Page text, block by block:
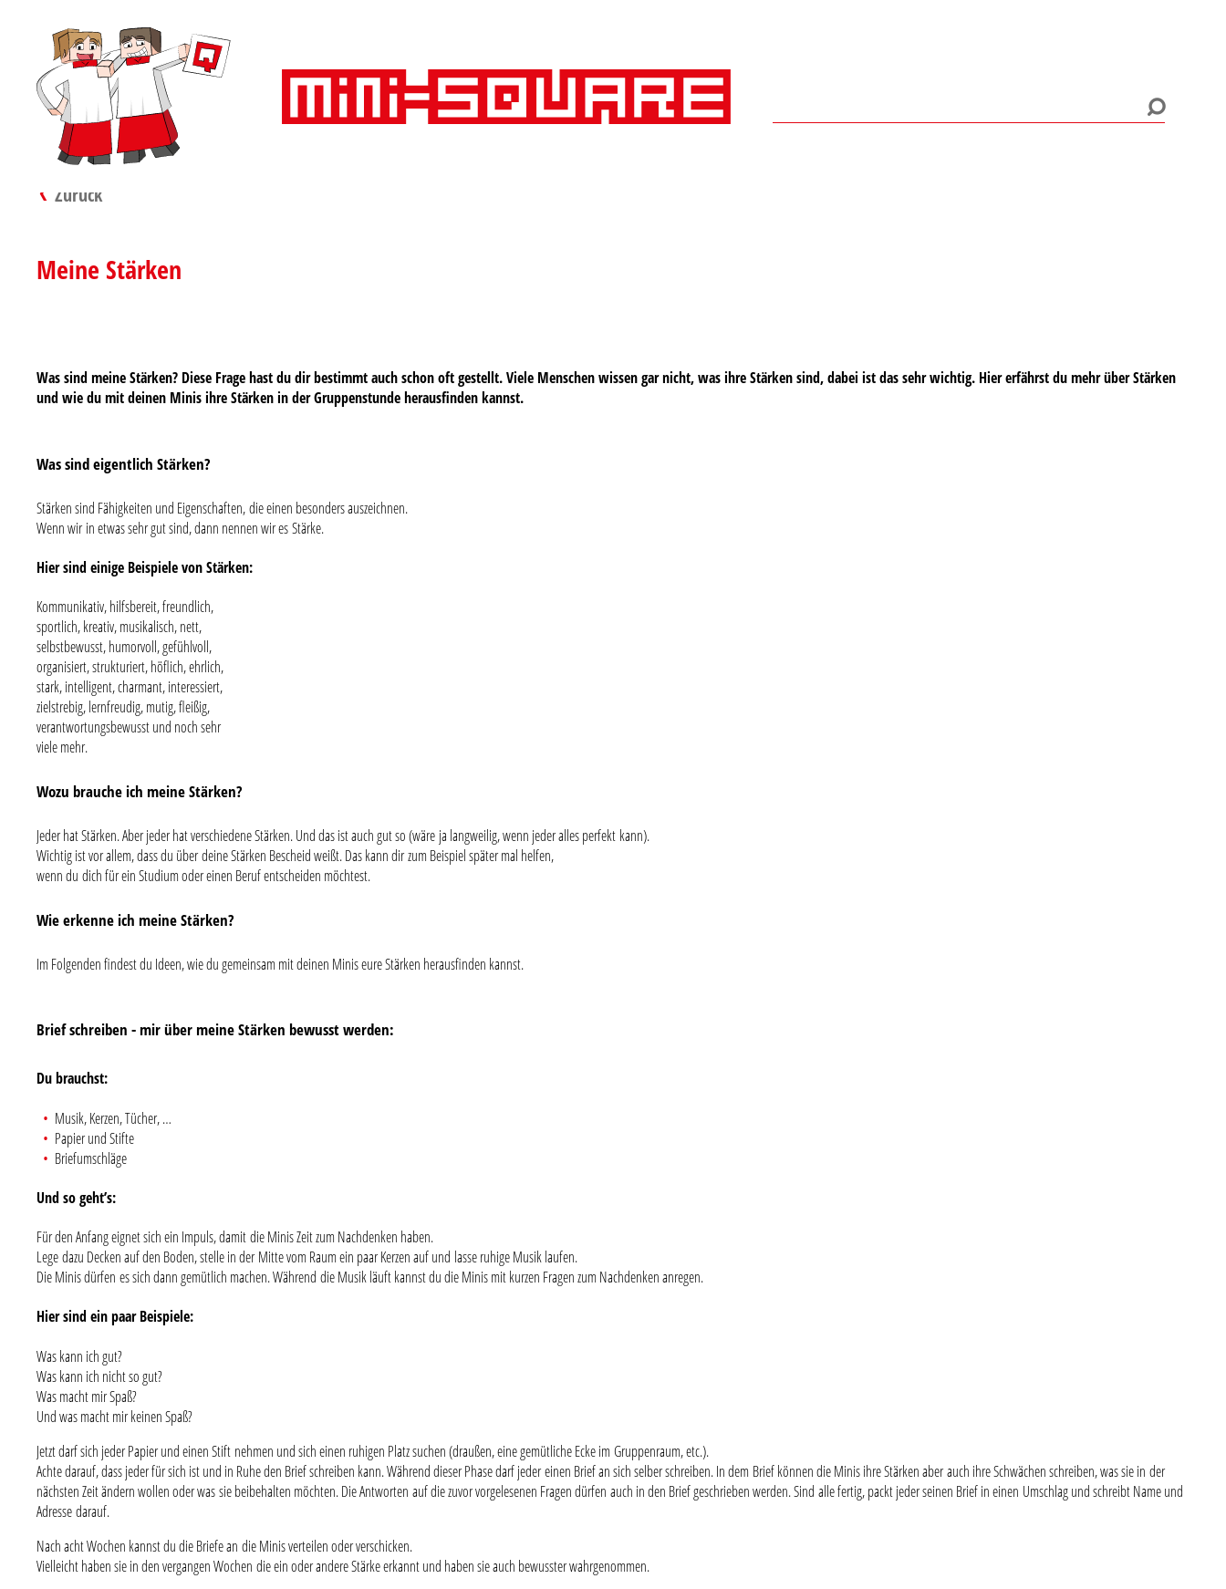
Zurück
Meine Stärken
Was sind meine Stärken? Diese Frage hast du dir bestimmt auch schon oft gestellt. Viele Menschen wissen gar nicht, was ihre Stärken sind, dabei ist das sehr wichtig. Hier erfährst du mehr über Stärken
und wie du mit deinen Minis ihre Stärken in der Gruppenstunde herausfinden kannst.
Was sind eigentlich Stärken?
Stärken sind Fähigkeiten und Eigenschaften, die einen besonders auszeichnen.
Wenn wir in etwas sehr gut sind, dann nennen wir es Stärke.
Hier sind einige Beispiele von Stärken:
Kommunikativ, hilfsbereit, freundlich,
sportlich, kreativ, musikalisch, nett,
selbstbewusst, humorvoll, gefühlvoll,
organisiert, strukturiert, höflich, ehrlich,
stark, intelligent, charmant, interessiert,
zielstrebig, lernfreudig, mutig, fleißig,
verantwortungsbewusst und noch sehr
viele mehr.
Wozu brauche ich meine Stärken?
Jeder hat Stärken. Aber jeder hat verschiedene Stärken. Und das ist auch gut so (wäre ja langweilig, wenn jeder alles perfekt kann).
Wichtig ist vor allem, dass du über deine Stärken Bescheid weißt. Das kann dir zum Beispiel später mal helfen,
wenn du dich für ein Studium oder einen Beruf entscheiden möchtest.
Wie erkenne ich meine Stärken?
Im Folgenden findest du Ideen, wie du gemeinsam mit deinen Minis eure Stärken herausfinden kannst.
Brief schreiben - mir über meine Stärken bewusst werden:
Du brauchst:
Musik, Kerzen, Tücher, …
Papier und Stifte
Briefumschläge
Und so geht’s:
Für den Anfang eignet sich ein Impuls, damit die Minis Zeit zum Nachdenken haben.
Lege dazu Decken auf den Boden, stelle in der Mitte vom Raum ein paar Kerzen auf und lasse ruhige Musik laufen.
Die Minis dürfen es sich dann gemütlich machen. Während die Musik läuft kannst du die Minis mit kurzen Fragen zum Nachdenken anregen.
Hier sind ein paar Beispiele:
Was kann ich gut?
Was kann ich nicht so gut?
Was macht mir Spaß?
Und was macht mir keinen Spaß?
Jetzt darf sich jeder Papier und einen Stift nehmen und sich einen ruhigen Platz suchen (draußen, eine gemütliche Ecke im Gruppenraum, etc.).
Achte darauf, dass jeder für sich ist und in Ruhe den Brief schreiben kann. Während dieser Phase darf jeder einen Brief an sich selber schreiben. In dem Brief können die Minis ihre Stärken aber auch ihre Schwächen schreiben, was sie in der
nächsten Zeit ändern wollen oder was sie beibehalten möchten. Die Antworten auf die zuvor vorgelesenen Fragen dürfen auch in den Brief geschrieben werden. Sind alle fertig, packt jeder seinen Brief in einen Umschlag und schreibt Name und
Adresse darauf.
Nach acht Wochen kannst du die Briefe an die Minis verteilen oder verschicken.
Vielleicht haben sie in den vergangen Wochen die ein oder andere Stärke erkannt und haben sie auch bewusster wahrgenommen.